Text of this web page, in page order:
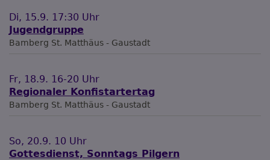
Di, 15.9. 17:30 Uhr
Jugendgruppe
Bamberg St. Matthäus - Gaustadt
Fr, 18.9. 16-20 Uhr
Regionaler Konfistartertag
Bamberg St. Matthäus - Gaustadt
So, 20.9. 10 Uhr
Gottesdienst, Sonntags Pilgern